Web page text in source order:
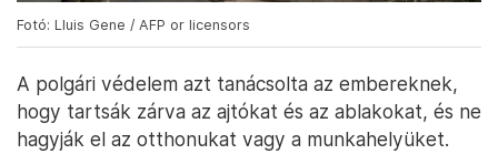
Fotó: Lluis Gene / AFP or licensors
A polgári védelem azt tanácsolta az embereknek,
hogy tartsák zárva az ajtókat és az ablakokat, és ne
hagyják el az otthonukat vagy a munkahelyüket.